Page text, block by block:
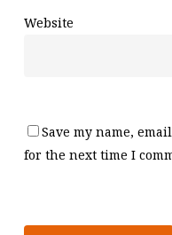
Website
Save my name,
for the next time I